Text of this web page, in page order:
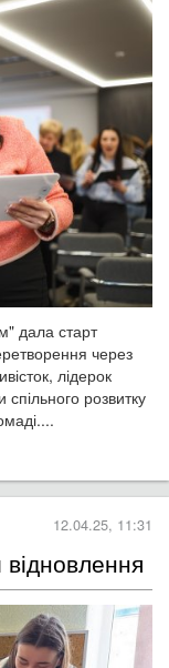
дала старт
через
лідерок
розвитку
12.04.25, 11:31